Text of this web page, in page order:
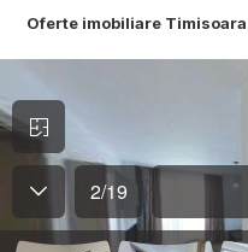
Oferte imobiliare Timisoara